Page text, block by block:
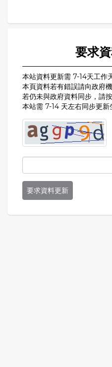
要求
本站資料更新需 7-14天工作天
本頁資料若有錯誤請向政府機
若仍未與政府資料同步，請
本站需 7-14 天左右同步更新
要求資料更新